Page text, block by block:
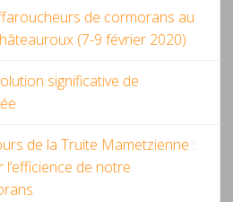
de cormorans au
(7-9 février 2020)
significative de
de la Truite Mametzienne :
de notre